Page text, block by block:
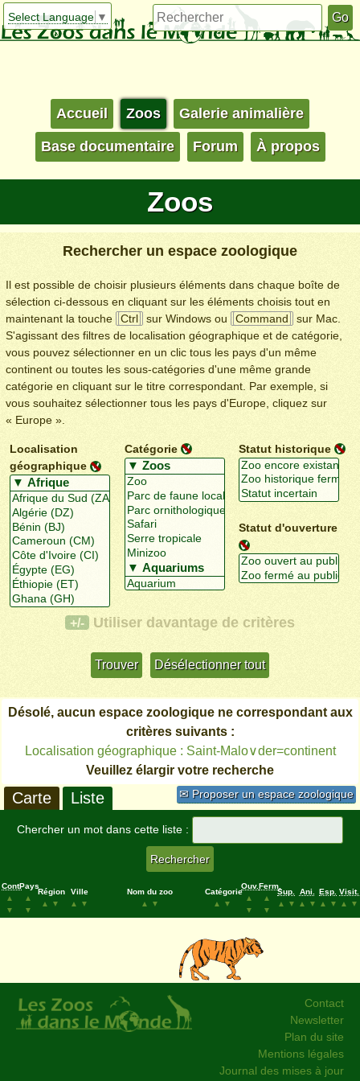
Select Language ▼
Accueil Zoos Galerie animalière
Base documentaire Forum À propos
Zoos
Rechercher un espace zoologique
Il est possible de choisir plusieurs éléments dans chaque boîte de
sélection ci-dessous en cliquant sur les éléments choisis tout en
maintenant la touche
Ctrl sur Windows ou Command
sur Mac.
S'agissant des filtres de localisation géographique et de catégorie,
vous pouvez sélectionner en un clic tous les pays d'un même
continent ou toutes les sous-catégories d'une même grande
catégorie en cliquant sur le titre correspondant. Par exemple, si
vous souhaitez sélectionner tous les pays d'Europe, cliquez sur
« Europe ».
Localisation
géographique
Catégorie Statut historique
Statut d'ouverture
+/- Utiliser davantage de critères
Désolé, aucun espace zoologique ne correspondant aux
critères suivants :
Localisation géographique : Saint-Malo∨der=continent
Veuillez élargir votre recherche
✉ Proposer un espace zoologique
Carte Liste
Chercher un mot dans cette liste :
Cont.
▲
▼
Pays
▲
▼
Région
▲
▼
Ville
▲
▼
Nom du zoo
▲
▼
Catégorie
▲
▼
Ouv.
▲
▼
Ferm.
▲
▼
Sup.
▲
▼
Ani.
▲
▼
Esp.
▲
▼
Visit.
▲
▼
Contact
Newsletter
Plan du site
Mentions légales
Journal des mises à jour